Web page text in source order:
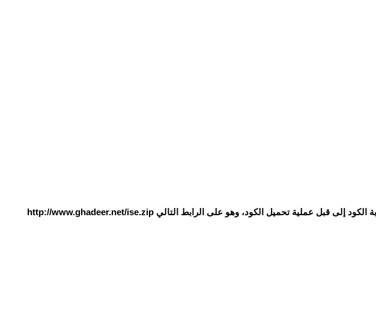
الكود إلى قبل عملية تحميل الكود، وهو على الرابط التاليhttp://www.ghadeer.net/ise.zip